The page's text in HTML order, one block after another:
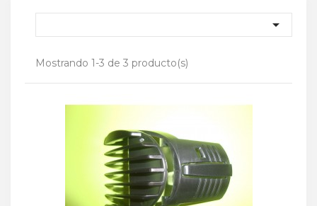

Mostrando 1-3 de 3 producto(s)